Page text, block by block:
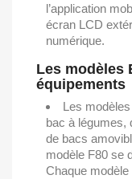
l’application
écran LCD
numérique.
Les modèles
équipements
Les
bac à légumes,
de bacs
modèle F80 se
Chaque